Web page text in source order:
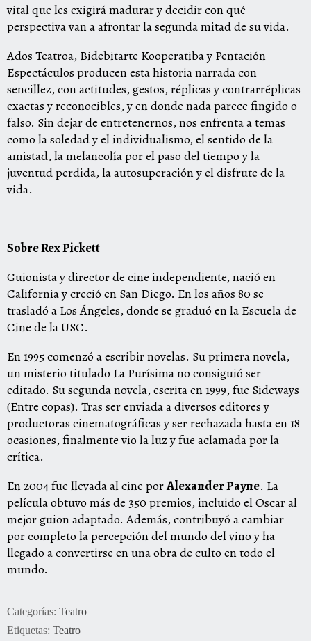
vital que les exigirá madurar y decidir con qué
perspectiva van a afrontar la segunda mitad de su vida.
Ados Teatroa, Bidebitarte Kooperatiba y Pentación
Espectáculos producen esta historia narrada con
sencillez, con actitudes, gestos, réplicas y contrarréplicas
exactas y reconocibles, y en donde nada parece fingido o
falso. Sin dejar de entretenernos, nos enfrenta a temas
como la soledad y el individualismo, el sentido de la
amistad, la melancolía por el paso del tiempo y la
juventud perdida, la autosuperación y el disfrute de la
vida.
Sobre Rex Pickett
Guionista y director de cine independiente, nació en
California y creció en San Diego. En los años 80 se
trasladó a Los Ángeles, donde se graduó en la Escuela de
Cine de la USC.
En 1995 comenzó a escribir novelas. Su primera novela,
un misterio titulado La Purísima no consiguió ser
editado. Su segunda novela, escrita en 1999, fue Sideways
(Entre copas). Tras ser enviada a diversos editores y
productoras cinematográficas y ser rechazada hasta en 18
ocasiones, finalmente vio la luz y fue aclamada por la
crítica.
En 2004 fue llevada al cine porAlexander Payne. La
película obtuvo más de 350 premios, incluido el Oscar al
mejor guion adaptado. Además, contribuyó a cambiar
por completo la percepción del mundo del vino y ha
llegado a convertirse en una obra de culto en todo el
mundo.
Categorías: Teatro
Etiquetas: Teatro